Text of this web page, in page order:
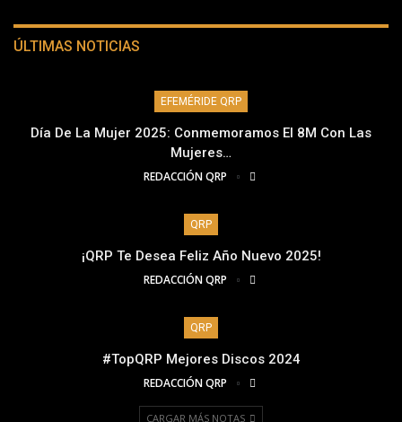
ÚLTIMAS NOTICIAS
EFEMÉRIDE QRP
Día De La Mujer 2025: Conmemoramos El 8M Con Las
Mujeres…
REDACCIÓN QRP
QRP
¡QRP Te Desea Feliz Año Nuevo 2025!
REDACCIÓN QRP
QRP
#TopQRP Mejores Discos 2024
REDACCIÓN QRP
CARGAR MÁS NOTAS